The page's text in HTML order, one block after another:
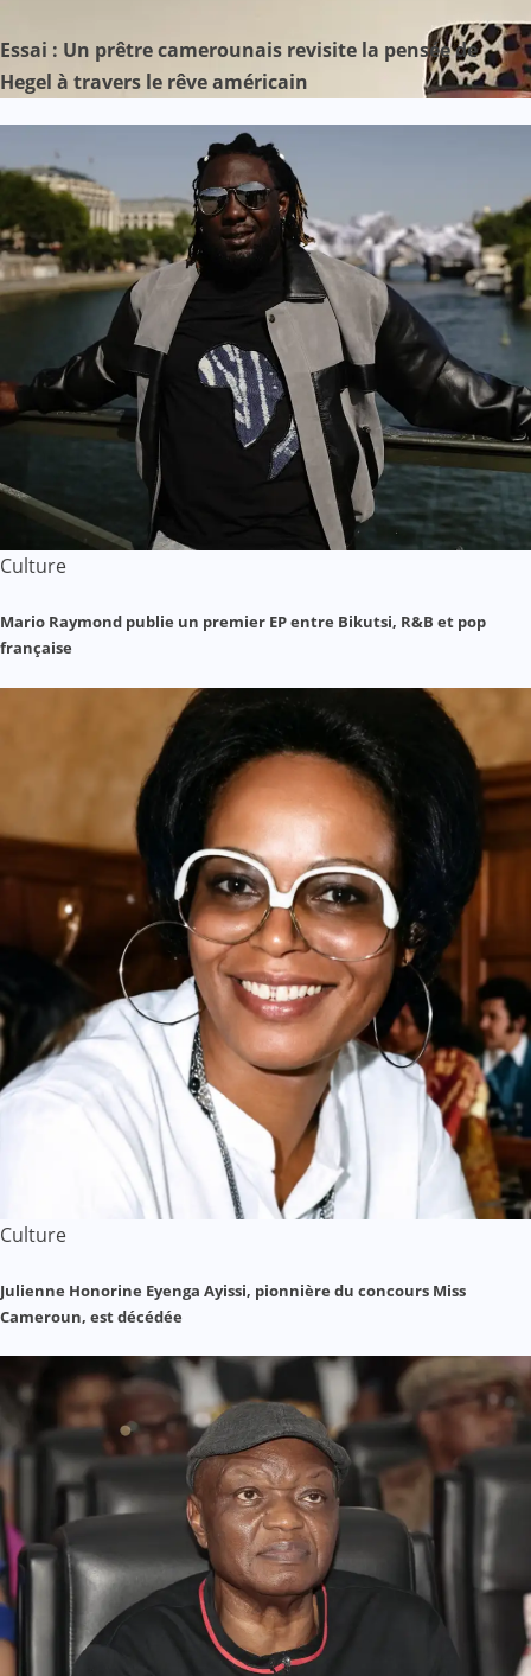
Essai : Un prêtre camerounais revisite la pensée de
Hegel à travers le rêve américain
Culture
Mario Raymond publie un premier EP entre Bikutsi, R&B et pop
française
Culture
Julienne Honorine Eyenga Ayissi, pionnière du concours Miss
Cameroun, est décédée